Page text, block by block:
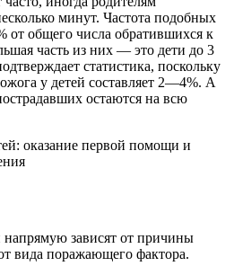
минут. Частота подобных
от общего числа обратившихся к
часть из них — это дети до 3
статистика, поскольку
у детей составляет 2—4%. А
остаются на всю
зависят от причины
вида поражающего фактора.